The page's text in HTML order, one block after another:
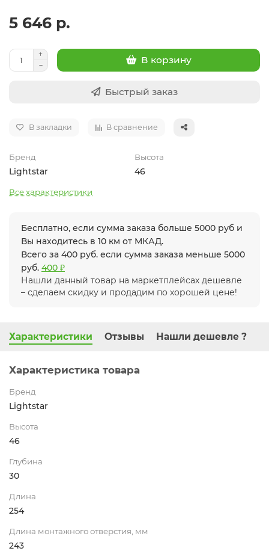
5 646 р.
В корзину
Быстрый заказ
В закладки В сравнение
Бренд
Lightstar
Высота
46
Все характеристики
Бесплатно, если сумма заказа больше 5000 руб и
Вы находитесь в 10 км от МКАД.
Всего за 400 руб. если сумма заказа меньше 5000
руб. 400 ₽
Нашли данный товар на маркетплейсах дешевле
– сделаем скидку и продадим по хорошей цене!
Характеристики Отзывы Нашли дешевле ?
Характеристика товара
Бренд
Lightstar
Высота
46
Глубина
30
Длина
254
Длина монтажного отверстия, мм
243